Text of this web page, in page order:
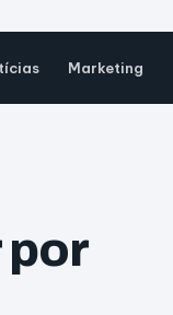
Marketing
por